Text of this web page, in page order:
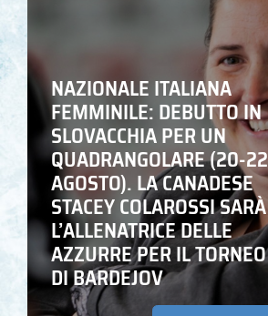
NAZIONALE ITALIANA
FEMMINILE: DEBUTTO IN
SLOVACCHIA PER UN
QUADRANGOLARE (20-22
AGOSTO). LA CANADESE
STACEY COLAROSSI SARÀ
L’ALLENATRICE DELLE
AZZURRE PER IL TORNEO
DI BARDEJOV